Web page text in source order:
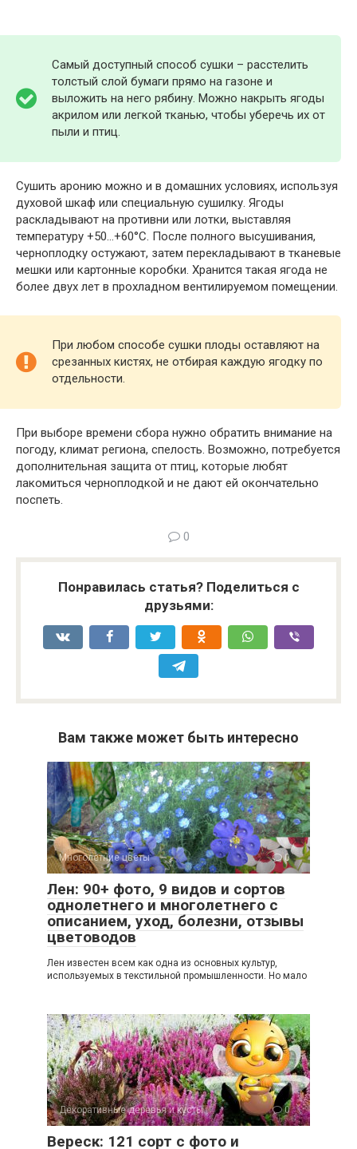
Самый доступный способ сушки – расстелить
толстый слой бумаги прямо на газоне и
выложить на него рябину. Можно накрыть ягоды
акрилом или легкой тканью, чтобы уберечь их от
пыли и птиц.
Сушить аронию можно и в домашних условиях, используя
духовой шкаф или специальную сушилку. Ягоды
раскладывают на противни или лотки, выставляя
температуру +50…+60°С. После полного высушивания,
черноплодку остужают, затем перекладывают в тканевые
мешки или картонные коробки. Хранится такая ягода не
более двух лет в прохладном вентилируемом помещении.
При любом способе сушки плоды оставляют на
срезанных кистях, не отбирая каждую ягодку по
отдельности.
При выборе времени сбора нужно обратить внимание на
погоду, климат региона, спелость. Возможно, потребуется
дополнительная защита от птиц, которые любят
лакомиться черноплодкой и не дают ей окончательно
поспеть.
0
Понравилась статья? Поделиться с
друзьями:
Вам также может быть интересно
Многолетние цветы 0
Лен: 90+ фото, 9 видов и сортов
однолетнего и многолетнего с
описанием, уход, болезни, отзывы
цветоводов
Лен известен всем как одна из основных культур,
используемых в текстильной промышленности. Но мало
Декоративные деревья и кусты 0
Вереск: 121 сорт с фото и